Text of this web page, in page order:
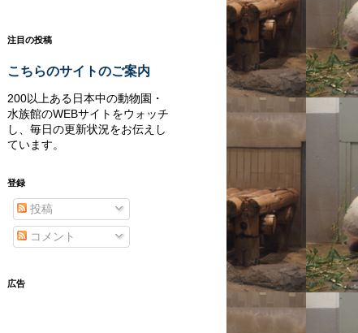
注目の投稿
こちらのサイトのご案内
200以上ある日本中の動物園・
水族館のWEBサイトをウォッチ
し、毎日の更新状況をお伝えし
ています。
登録
投稿
コメント
広告